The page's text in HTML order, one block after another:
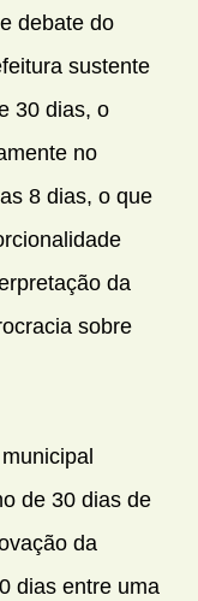
debate do
sustente
30 dias, o
no
8 dias, o que
da
sobre
de 30 dias de
da
dias entre uma